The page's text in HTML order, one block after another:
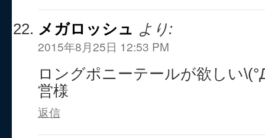
メガロッシュ より:
2015年8月25日 12:53 PM
ロングポニーテールが欲しい
営様
返信